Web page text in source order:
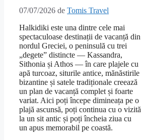
07/07/2026 de Tomis Travel
Halkidiki este una dintre cele mai
spectaculoase destinații de vacanță din
nordul Greciei, o peninsulă cu trei
„degete” distincte — Kassandra,
Sithonia și Athos — în care plajele cu
apă turcoaz, siturile antice, mănăstirile
bizantine și satele tradiționale creează
un plan de vacanță complet și foarte
variat. Aici poți începe dimineața pe o
plajă ascunsă, poți continua cu o vizită
la un sit antic și poți încheia ziua cu
un apus memorabil pe coastă.